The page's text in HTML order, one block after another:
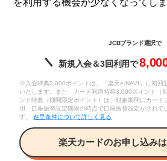
JCBブランド選択で
新規入会＆3回利用で
※入会特典2,000ポイントは、「楽天e-NAVI」に初回
いたします。また、カード利用特典3,000ポイント（
ンド特典（期間限定ポイント）は、対象期間にカード
用、口座振替設定期限の時点で口座振替設定がされて
す。進呈条件について詳しく見る
楽天カードのお申し込み